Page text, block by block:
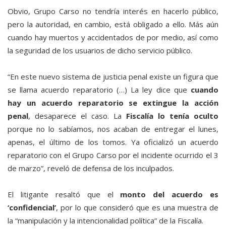
Obvio, Grupo Carso no tendría interés en hacerlo público,
pero la autoridad, en cambio, está obligado a ello. Más aún
cuando hay muertos y accidentados de por medio, así como
la seguridad de los usuarios de dicho servicio público.
“En este nuevo sistema de justicia penal existe un figura que
se llama acuerdo reparatorio (…) La ley dice que cuando
hay un acuerdo reparatorio se extingue la acción
penal, desaparece el caso. La Fiscalía lo tenía oculto
porque no lo sabíamos, nos acaban de entregar el lunes,
apenas, el último de los tomos. Ya oficializó un acuerdo
reparatorio con el Grupo Carso por el incidente ocurrido el 3
de marzo”, reveló de defensa de los inculpados.
El litigante resaltó que el monto del acuerdo es
‘confidencial’, por lo que consideró que es una muestra de
la “manipulación y la intencionalidad política” de la Fiscalía.